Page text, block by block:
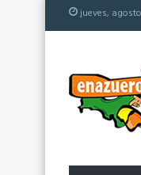
jueves,